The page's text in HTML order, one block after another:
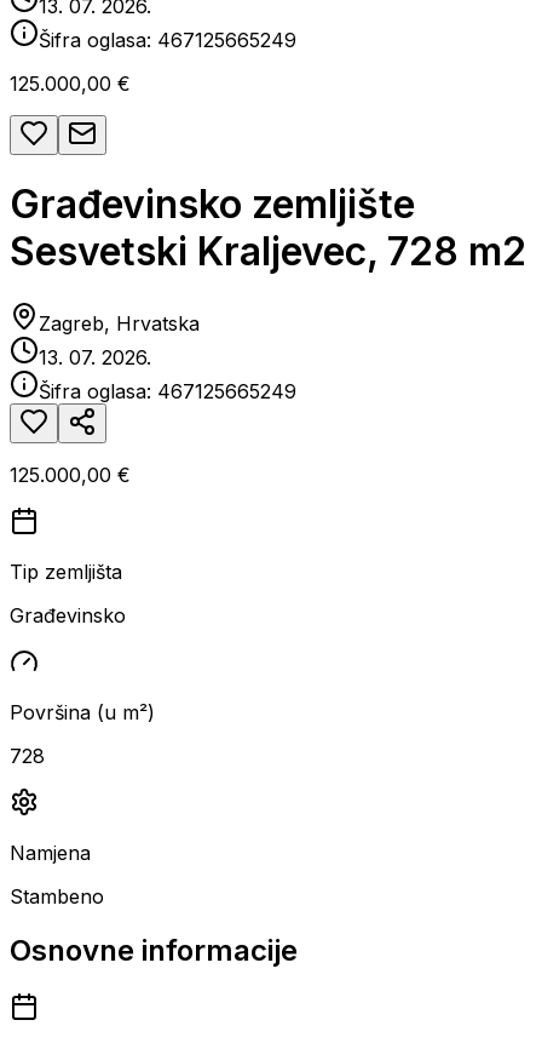
13. 07. 2026.
Šifra oglasa: 467125665249
125.000,00 €
Građevinsko zemljište
Sesvetski Kraljevec, 728 m2
Zagreb, Hrvatska
13. 07. 2026.
Šifra oglasa: 467125665249
125.000,00 €
Tip zemljišta
Građevinsko
Površina (u m²)
728
Namjena
Stambeno
Osnovne informacije